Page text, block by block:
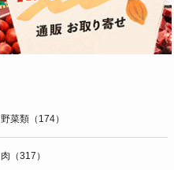
野菜類（174）
肉（317）